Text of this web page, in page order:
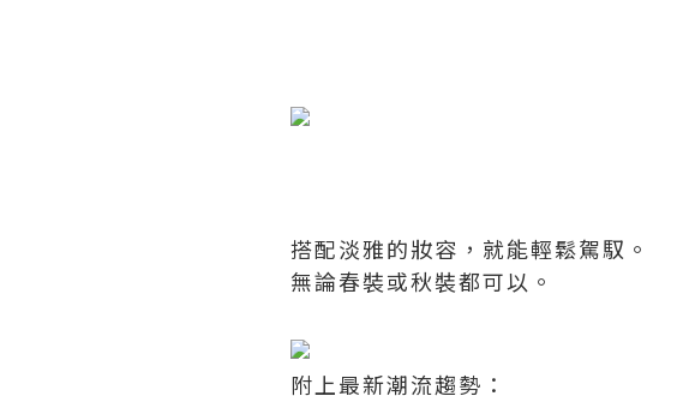
搭配淡雅的妝容，就能輕鬆駕馭。
無論春裝或秋裝都可以。
附上最新潮流趨勢：